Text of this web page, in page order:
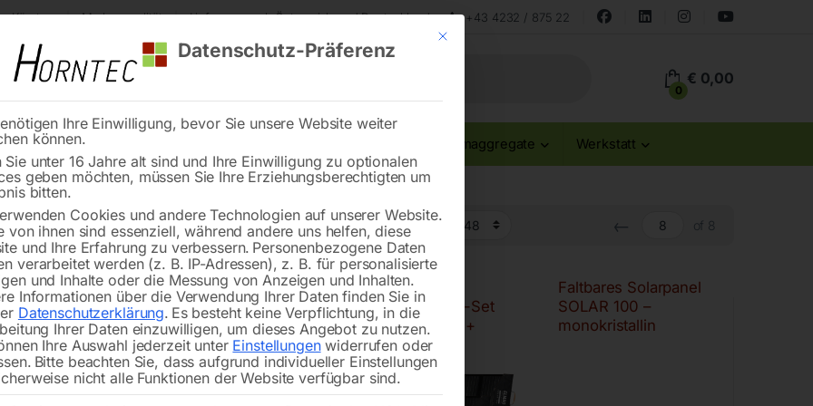
Kärnten Markenqualität Lieferung nach Österreich und Deutschland +43 4232 / 875 22
0
€ 0,00
Reinigung Stromaggregate Werkstatt
← of 8
Parker
Charge
Tragbares
Solargenerator-Set
ENERGY 600 +
SOLAR 100
Tragbares
Solargenerator-Set
ENERGY 1200 +
SOLAR 100 DUO
Faltbares Solarpanel
SOLAR 100 –
monokristallin
Mit diesem Button wird der Dialog geschlossen. Seine Funktionalität ist
Datenschutz-Präferenz
Ihre Einwilligung, bevor Sie unsere Website weiter
können.
Sie unter 16 Jahre alt sind und Ihre Einwilligung zu optionalen
geben möchten, müssen Sie Ihre Erziehungsberechtigten um
bitten.
Cookies und andere Technologien auf unserer Website.
von ihnen sind essenziell, während andere uns helfen, diese
und Ihre Erfahrung zu verbessern. Personenbezogene Daten
verarbeitet werden (z. B. IP-Adressen), z. B. für personalisierte
und Inhalte oder die Messung von Anzeigen und Inhalten.
Informationen über die Verwendung Ihrer Daten finden Sie in
Datenschutzerklärung. Es besteht keine Verpflichtung, in die
Ihrer Daten einzuwilligen, um dieses Angebot zu nutzen.
Ihre Auswahl jederzeit unter Einstellungenwiderrufen oder
Bitte beachten Sie, dass aufgrund individueller Einstellungen
nicht alle Funktionen der Website verfügbar sind.